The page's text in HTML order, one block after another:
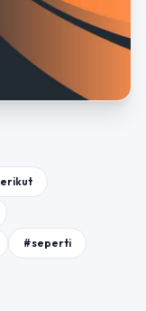
#seperti